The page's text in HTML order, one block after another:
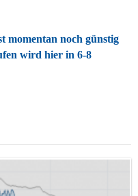
momentan noch günstig
wird hier in 6-8